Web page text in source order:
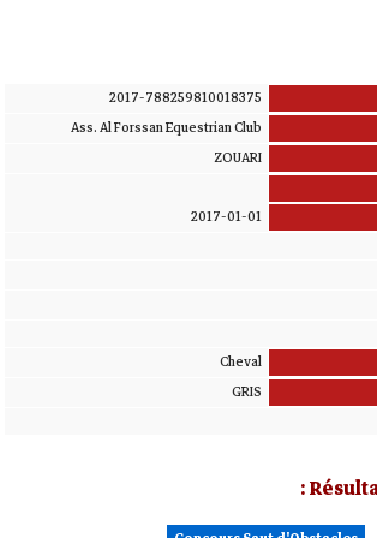
2017-788259810018375
Ass. Al Forssan Equestrian Club
ZOUARI
2017-01-01
Cheval
GRIS